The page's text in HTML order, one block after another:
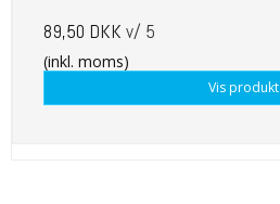
89,50 DKK v/ 5
(inkl. moms)
Vis produkt